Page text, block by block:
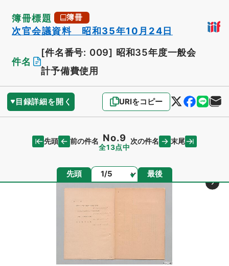
簿冊標題 簿冊
次官会議資料 昭和35年10月24日
件名
[件名番号: 009] 昭和35年度一般会
計予備費使用
目録詳細を開く URIをコピー
先頭 前の件名 No.9
全13点中
次の件名 末尾
先頭 ページ 最後